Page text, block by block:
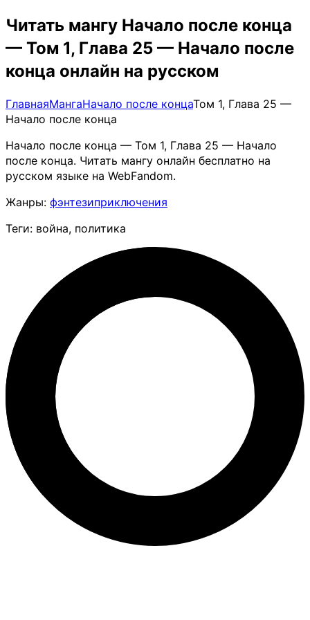
Читать мангу Начало после конца
— Том 1, Глава 25 — Начало после
конца онлайн на русском
ГлавнаяМангаНачало после концаТом 1, Глава 25 —
Начало после конца
Начало после конца — Том 1, Глава 25 — Начало
после конца. Читать мангу онлайн бесплатно на
русском языке на WebFandom.
Жанры: фэнтезиприключения
Теги: война, политика